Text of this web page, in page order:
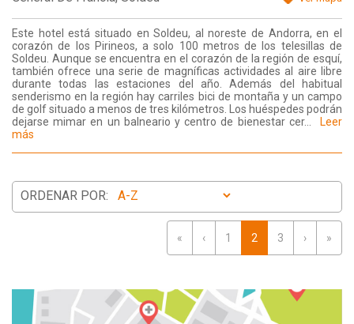
Este hotel está situado en Soldeu, al noreste de Andorra, en el
corazón de los Pirineos, a solo 100 metros de los telesillas de
Soldeu. Aunque se encuentra en el corazón de la región de esquí,
también ofrece una serie de magníficas actividades al aire libre
durante todas las estaciones del año. Además del habitual
senderismo en la región hay carriles bici de montaña y un campo
de golf situado a menos de tres kilómetros. Los huéspedes podrán
dejarse mimar en un balneario y centro de bienestar cer...
Leer
más
ORDENAR POR:
« ‹ 1 2 3 › »